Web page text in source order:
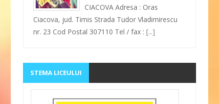
CIACOVA Adresa : Oras
Ciacova, jud. Timis Strada Tudor Vladimirescu
nr. 23 Cod Postal 307110 Tel / fax :[...]
STEMA LICEULUI